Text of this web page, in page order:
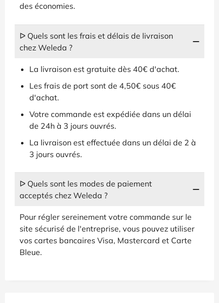
des économies.
ᐅ Quels sont les frais et délais de livraison
chez Weleda ?
La livraison est gratuite dès 40€ d'achat.
Les frais de port sont de 4,50€ sous 40€
d'achat.
Votre commande est expédiée dans un délai
de 24h à 3 jours ouvrés.
La livraison est effectuée dans un délai de 2 à
3 jours ouvrés.
ᐅ Quels sont les modes de paiement
acceptés chez Weleda ?
Pour régler sereinement votre commande sur le
site sécurisé de l'entreprise, vous pouvez utiliser
vos cartes bancaires Visa, Mastercard et Carte
Bleue.